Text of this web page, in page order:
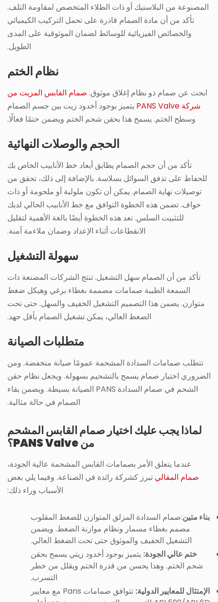
المصنوعة من البلاستيك أو ذات الطلاء المتخصص لمقاومة التلف.
تأكد من أن مادة الصمام قادرة على تحمل التركيب الكيميائي
والخصائص الفيزيائية للوسائط لضمان الموثوقية على المدى
الطويل.
نظام الختم
ابحث عن صمام ذو نظام إغلاق موثوق. صمام القابس المزيت من
شركة PANS Valve
يتميز بوجود أخدود زيت بين جسم الصمام
وسطح الختم. يسمح هذا بحقن شحم الختم ويضمن ختمًا فعالًا.
الحجم والوصلات النهائية
تأكد من أن حجم الصمام يطابق أبعاد خط الأنابيب الخاص بك
للحفاظ على تدفق السوائل بسلاسة. بالإضافة إلى ذلك، تحقق من
توصيلات نهاية الصمام. يمكن أن تكون ملولبة أو ملحومة أو ذات
حواف. تضمن هذه الخطوة التوافق مع خط الأنابيب الحالي لديك
للتثبيت السلس. تعد هذه الخطوة أيضًا بالغة الأهمية لتقليل
الانقطاعات أثناء الإعداد وضمان ملاءمة آمنة.
سهولة التشغيل
تأكد من أن الصمام سهل التشغيل. تنتج الشركات المصنعة ذات
السمعة الطيبة صمامات مصممة بغطاء برغي وهيكل ضغط
متوازن. يضمن هذا التصميم التشغيل الخفيف والسهل. حتى تحت
الضغط العالي، يمكن تشغيل الصمام بأقل جهد.
متطلبات الصيانة
تتطلب صمامات السدادة المشحمة عمومًا صيانة منخفضة. ومن
الضروري اختيار صمام يسمح بالتشحيم بسهولة. ويجعل نظام حقن
الشحم في صمام السدادة PANS الصيانة بسيطة. ويضمن بقاء
الصمام في حالة مثالية.
لماذا يجب عليك اختيار صمام القابس المشحم
من PANS Valve؟
عندما يتعلق الأمر بصمامات القابس المشحمة عالية الجودة،
صمام المقالي تبرز كشركة رائدة في الصناعة. وفيما يلي بعض
الأسباب وراء ذلك:
بناء متين:صمام السدادة المزلق المتوازن للضغط المقلوب
مصمم بغطاء مسمار ونظام موازنة الضغط. ويضمن
التشغيل الخفيف والموثوق حتى تحت الضغط العالي.
ختم عالي الجودة: يتميز بوجود أخدود زيتي يسمح بحقن
شحم الختم. وهذا يحسن من قدرة الختم ويقلل من خطر
التسرب.
الإمتثال للمعايير الدولية:
تتوافق صمامات Pans مع معايير